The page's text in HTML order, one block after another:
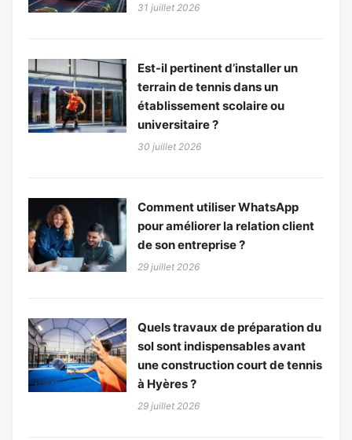
31 juillet 2026
Est-il pertinent d’installer un
terrain de tennis dans un
établissement scolaire ou
universitaire ?
30 juillet 2026
Comment utiliser WhatsApp
pour améliorer la relation client
de son entreprise ?
29 juillet 2026
Quels travaux de préparation du
sol sont indispensables avant
une construction court de tennis
à Hyères ?
29 juillet 2026